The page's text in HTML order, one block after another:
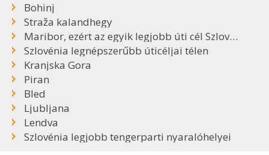
Bohinj
Straža kalandhegy
Maribor, ezért az egyik legjobb úti cél Szlovéniában
Szlovénia legnépszerűbb úticéljai télen
Kranjska Gora
Piran
Bled
Ljubljana
Lendva
Szlovénia legjobb tengerparti nyaralóhelyei